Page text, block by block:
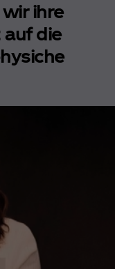
ihre
auf die